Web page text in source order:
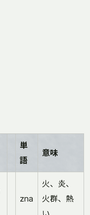
単
語
意味
zna
火、炎、
火群、熱